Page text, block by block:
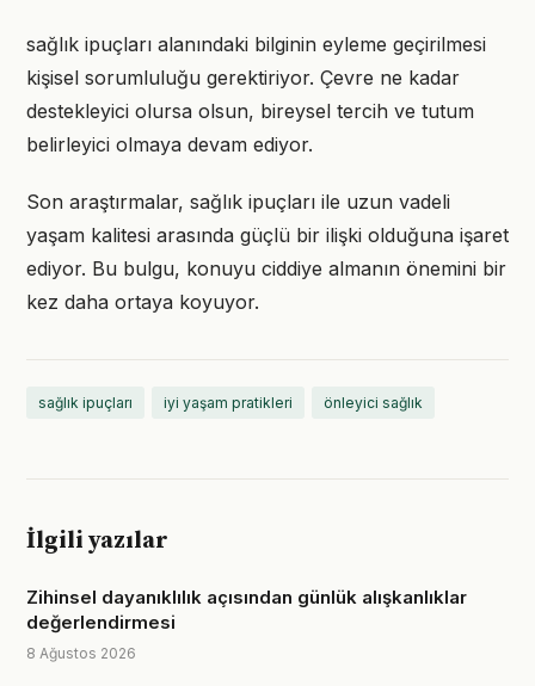
sağlık ipuçları alanındaki bilginin eyleme geçirilmesi
kişisel sorumluluğu gerektiriyor. Çevre ne kadar
destekleyici olursa olsun, bireysel tercih ve tutum
belirleyici olmaya devam ediyor.
Son araştırmalar, sağlık ipuçları ile uzun vadeli
yaşam kalitesi arasında güçlü bir ilişki olduğuna işaret
ediyor. Bu bulgu, konuyu ciddiye almanın önemini bir
kez daha ortaya koyuyor.
sağlık ipuçları iyi yaşam pratikleri önleyici sağlık
İlgili yazılar
Zihinsel dayanıklılık açısından günlük alışkanlıklar
değerlendirmesi
8 Ağustos 2026